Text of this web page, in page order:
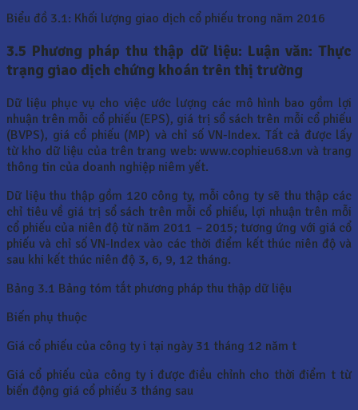
Biểu đồ 3.1: Khối lượng giao dịch cổ phiếu trong năm 2016
3.5 Phương pháp thu thập dữ liệu: Luận văn: Thực
trạng giao dịch chứng khoán trên thị trường
Dữ liệu phục vụ cho việc ước lượng các mô hình bao gồm lợi
nhuận trên mỗi cổ phiếu (EPS), giá trị sổ sách trên mỗi cổ phiếu
(BVPS), giá cổ phiếu (MP) và chỉ số VN-Index. Tất cả được lấy
từ kho dữ liệu của trên trang web: www.cophieu68.vn và trang
thông tin của doanh nghiệp niêm yết.
Dữ liệu thu thập gồm 120 công ty, mỗi công ty sẽ thu thập các
chỉ tiêu về giá trị sổ sách trên mỗi cổ phiếu, lợi nhuận trên mỗi
cổ phiếu của niên độ từ năm 2011 – 2015; tương ứng với giá cổ
phiếu và chỉ số VN-Index vào các thời điểm kết thúc niên độ và
sau khi kết thúc niên độ 3, 6, 9, 12 tháng.
Bảng 3.1 Bảng tóm tắt phương pháp thu thập dữ liệu
Biến phụ thuộc
Giá cổ phiếu của công ty i tại ngày 31 tháng 12 năm t
Giá cổ phiếu của công ty i được điều chỉnh cho thời điểm t từ
biến động giá cổ phiếu 3 tháng sau